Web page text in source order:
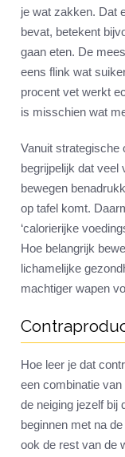
je wat zakken. Dat
bevat, betekent
gaan eten. De
eens flink wat
procent vet werkt
is misschien wat
Vanuit strategische
begrijpelijk dat veel
bewegen
op tafel komt.
‘calorierijke
Hoe belangrijk
lichamelijke
machtiger wapen
Hoe leer je dat
een combinatie
de neiging jezelf bij
beginnen met na
ook de rest van de